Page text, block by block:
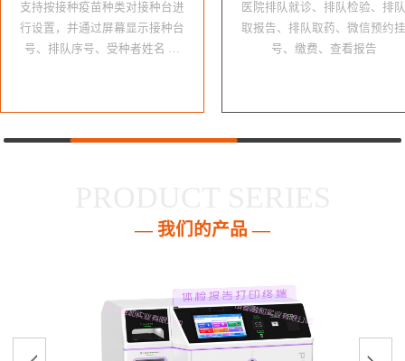
支持按接种疫苗种类对接种台进
行设置，并通过屏幕显示接种台
号、排队序号、受种者姓名 …
医院排队就诊、排队检验、排队
取报告、排队取药、微信预约挂
号、缴费、查看报告
— 我们的产品 —